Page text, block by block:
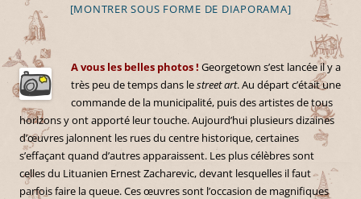
[MONTRER SOUS FORME DE DIAPORAMA]
A vous les belles photos ! Georgetown s’est lancée il y a
très peu de temps dans lestreet art. Au départ c’était une
commande de la municipalité, puis des artistes de tous
horizons y ont apporté leur touche. Aujourd’hui plusieurs dizaines
d’œuvres jalonnent les rues du centre historique, certaines
s’effaçant quand d’autres apparaissent. Les plus célèbres sont
celles du Lituanien Ernest Zacharevic, devant lesquelles il faut
parfois faire la queue. Ces œuvres sont l’occasion de magnifiques